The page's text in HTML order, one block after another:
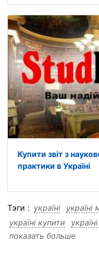
Купити звіт з
практики в Україні
Тэги : україні україні
україні купити
україні бакалаврату
показать больше